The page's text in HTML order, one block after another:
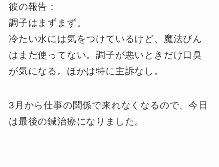
彼の報告：
調子はまずまず。
冷たい水には気をつけているけど、魔法びん
はまだ使ってない。調子が悪いときだけ口臭
が気になる。ほかは特に主訴なし。
3月から仕事の関係で来れなくなるので、今日
は最後の鍼治療になりました。